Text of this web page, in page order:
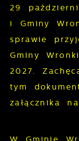
29
i Gminy
sprawie
Gminy
2027.
tym
załącznika
dostawców
charakterze
nasze treści
komunikatów